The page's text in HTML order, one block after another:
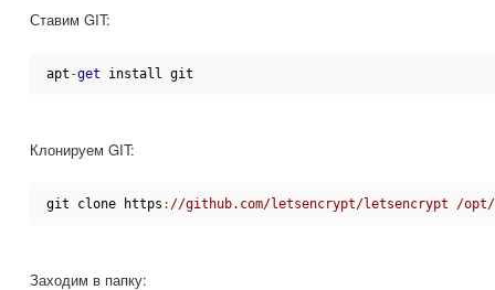
Ставим GIT:
apt -get install git
Клонируем GIT:
git clone https : //github.com/letsencrypt/letsencrypt /
Заходим в папку: